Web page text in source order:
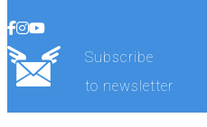
Subscribe
to newsletter